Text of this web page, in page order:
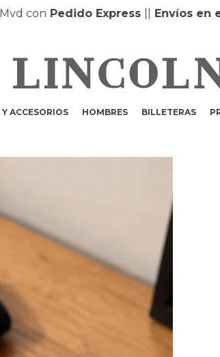
Pedido Express||Envíos en el
ACCESORIOS HOMBRES BILLETERAS